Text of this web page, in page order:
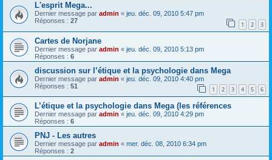
L'esprit Mega...
Dernier message par admin « jeu. déc. 09, 2010 5:47 pm
Réponses : 27 1 2 3
Cartes de Norjane
Dernier message par admin « jeu. déc. 09, 2010 5:13 pm
Réponses : 6
discussion sur l’étique et la psychologie dans Mega
Dernier message par admin « jeu. déc. 09, 2010 4:40 pm
Réponses : 51 1 2 3 4 5 6
L’étique et la psychologie dans Mega (les références
Dernier message par admin « jeu. déc. 09, 2010 4:29 pm
Réponses : 6
PNJ - Les autres
Dernier message par admin « mer. déc. 08, 2010 6:34 pm
Réponses : 2